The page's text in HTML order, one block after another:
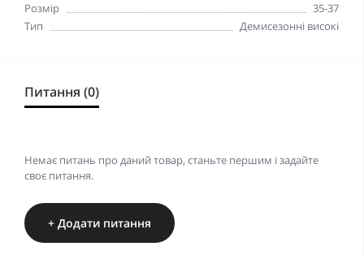
Розмір
35-37
Тип
Демисезонні високі
Питання (0)
Немає питань про даний товар, станьте першим і задайте
своє питання.
+ Додати питання